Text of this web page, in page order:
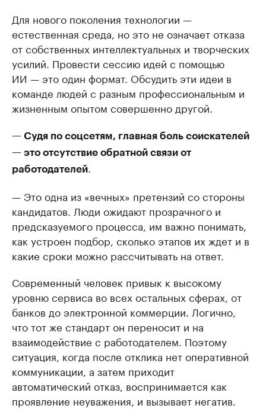
Для нового поколения технологии —
естественная среда, но это не означает отказа
от собственных интеллектуальных и творческих
усилий. Провести сессию идей с помощью
ИИ — это один формат. Обсудить эти идеи в
команде людей с разным профессиональным и
жизненным опытом совершенно другой.
— Судя по соцсетям, главная боль соискателей
— это отсутствие обратной связи от
работодателей
— Это одна из «вечных» претензий со стороны
кандидатов. Люди ожидают прозрачного и
предсказуемого процесса, им важно понимать,
как устроен подбор, сколько этапов их ждет и в
какие сроки можно рассчитывать на ответ.
Современный человек привык к высокому
уровню сервиса во всех остальных сферах, от
банков до электронной коммерции. Логично,
что тот же стандарт он переносит и на
взаимодействие с работодателем. Поэтому
ситуация, когда после отклика нет оперативной
коммуникации, а затем приходит
автоматический отказ, воспринимается как
проявление неуважения, и вызывает негатив.